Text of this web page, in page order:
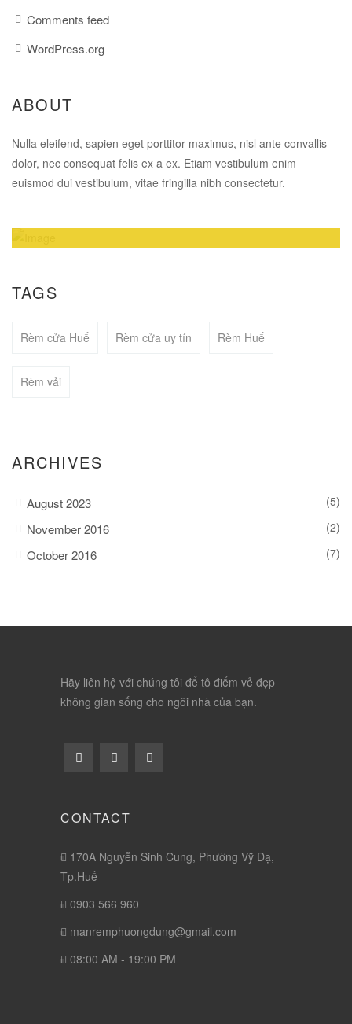
Comments feed
WordPress.org
ABOUT
Nulla eleifend, sapien eget porttitor maximus, nisl ante convallis
dolor, nec consequat felis ex a ex. Etiam vestibulum enim
euismod dui vestibulum, vitae fringilla nibh consectetur.
BUY NOW
TAGS
Rèm cửa Huế Rèm cửa uy tín Rèm Huế
Rèm vải
ARCHIVES
August 2023 (5)
November 2016 (2)
October 2016 (7)
Hãy liên hệ với chúng tôi để tô điểm vẻ đẹp
không gian sống cho ngôi nhà của bạn.
CONTACT
170A Nguyễn Sinh Cung, Phường Vỹ Dạ,
Tp.Huế
0903 566 960
manremphuongdung@gmail.com
08:00 AM - 19:00 PM